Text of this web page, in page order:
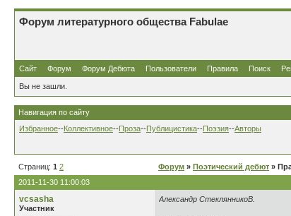
Форум литературного общества Fabulae
Сайт Форум Форум Дебюта Пользователи Правила Поиск
Вы не зашли.
Навигация по сайту
Избранное--Коллективное--Проза--Публицистика--Поэзия--Авторы
Страниц: 1 2 Форум » Поэтический дебют »
2011-11-30 11:00:03
vcsasha
Участник
Александр СтеклянникоВ.